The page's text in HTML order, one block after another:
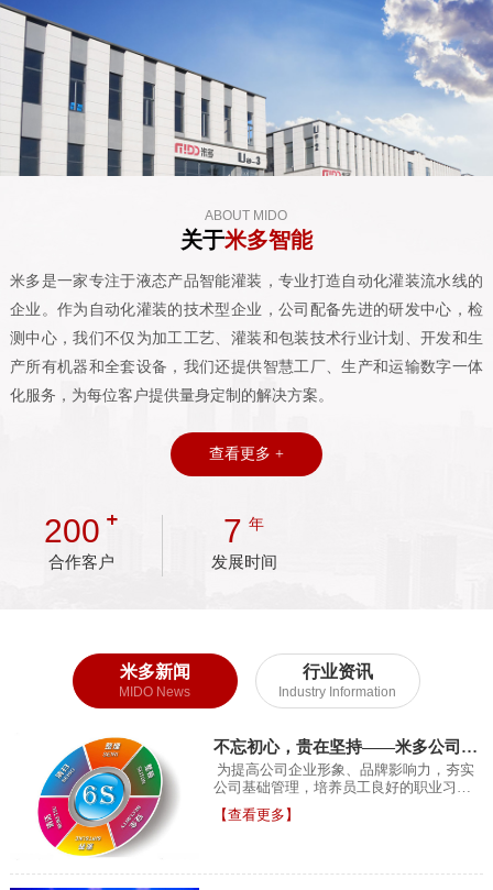
ABOUT MIDO
关于米多智能
米多是一家专注于液态产品智能灌装，专业打造自动化灌装流水线的
企业。作为自动化灌装的技术型企业，公司配备先进的研发中心，检
测中心，我们不仅为加工工艺、灌装和包装技术行业计划、开发和生
产所有机器和全套设备，我们还提供智慧工厂、生产和运输数字一体
化服务，为每位客户提供量身定制的解决方案。
查看更多 +
200
合作客户
7 年
发展时间
米多新闻
MIDO News
行业资讯
Industry Information
不忘初心，贵在坚持——米多公司举
办6S管理提升培训
为提高公司企业形象、品牌影响力，夯实
公司基础管理，培养员工良好的职业习
惯，提高员工工作效率，近期公司特请6S
管理专家...
【查看更多】